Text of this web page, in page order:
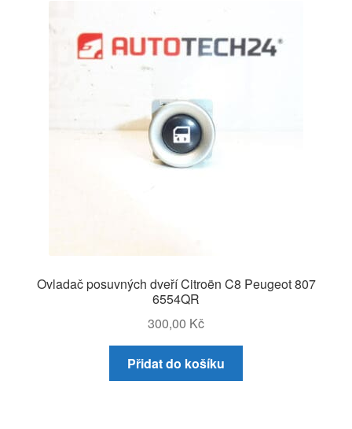
Ovladač posuvných dveří Citroën C8 Peugeot 807
6554QR
300,00 Kč
Přidat do košíku